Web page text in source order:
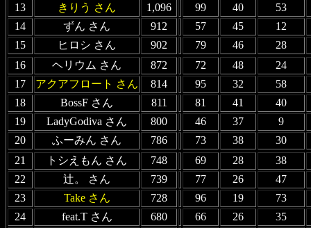
13
きりう さん 1,096 99 40
53
14
ずん さん 912 57 45
12
15
ヒロシ さん 902 79 46
28
16
ヘリウム さん 872 72 48
24
17
アクアフロート さん 814 95 32
58
18
BossF さん 811 81 41
40
19
LadyGodiva さん 800 46 37
9
20
ふーみん さん 786 73 38
30
21
トシえもん さん 748 69 28
38
22
辻。 さん 739 77 26
47
23
Take さん 728 96 19
73
24
feat.T さん 680 66 26
35